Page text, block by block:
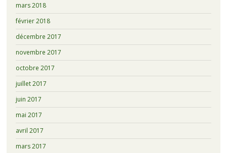
mars 2018
février 2018
décembre 2017
novembre 2017
octobre 2017
juillet 2017
juin 2017
mai 2017
avril 2017
mars 2017